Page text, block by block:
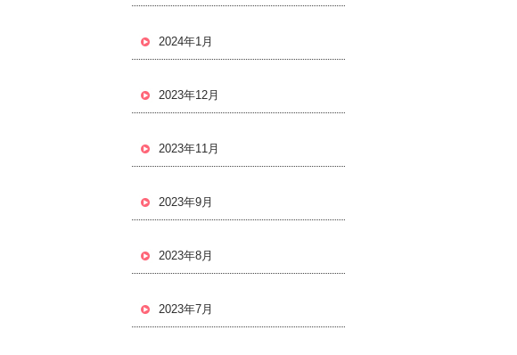
2024年1月
2023年12月
2023年11月
2023年9月
2023年8月
2023年7月